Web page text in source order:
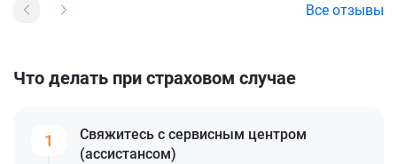
Все отзывы
Что делать при страховом случае
1 Свяжитесь с сервисным центром
(ассистансом)